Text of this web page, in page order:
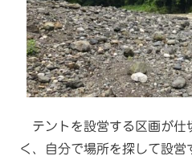
テントを設営する区画が仕
く、自分で場所を探して設営